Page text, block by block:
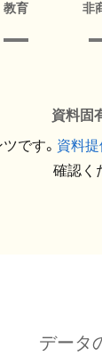
教育 非
資料固
です。 資料
確認く
データ